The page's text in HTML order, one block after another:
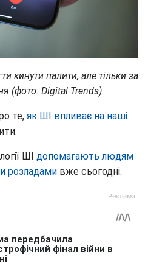
кинути палити, але тільки за
(фото: Digital Trends)
те, як ШІ впливає на наші
ШІ допомагають людям
розладами вже сьогодні.